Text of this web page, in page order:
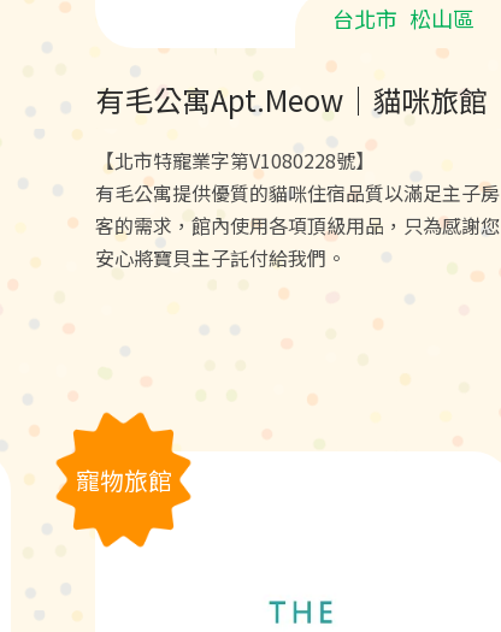
台北市 松山區
有毛公寓Apt.Meow｜貓咪旅館
【北市特寵業字第V1080228號】
有毛公寓提供優質的貓咪住宿品質以滿足主子房
客的需求，館內使用各項頂級用品，只為感謝您
安心將寶貝主子託付給我們。
寵物旅館